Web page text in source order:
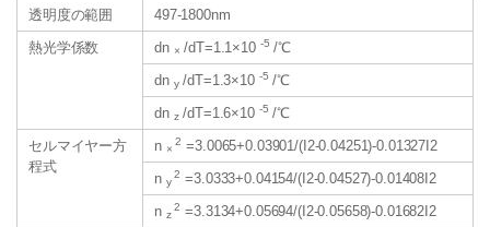
透明度の範囲
497-1800nm
熱光学係数
dn × /dT=1.1×10 -5 /℃
dn y/dT=1.3×10 -5 /℃
dn z/dT=1.6×10 -5 /℃
セルマイヤー方
程式
n ×
2 =3.0065+0.03901/(I2-0.04251)-0.01327I2
n y
2 =3.0333+0.04154/(I2-0.04527)-0.01408I2
n z
2 =3.3134+0.05694/(I2-0.05658)-0.01682I2